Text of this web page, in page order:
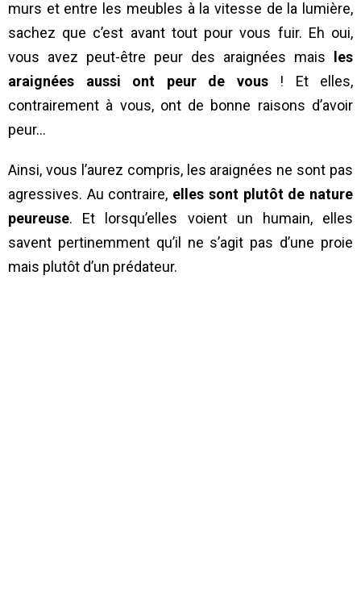
murs et entre les meubles à la vitesse de la lumière,
sachez que c’est avant tout pour vous fuir. Eh oui,
vous avez peut-être peur des araignées mais
les
araignées aussi ont peur de vous! Et elles,
contrairement à vous, ont de bonne raisons d’avoir
peur…
Ainsi, vous l’aurez compris, les araignées ne sont pas
agressives. Au contraire, elles sont plutôt de nature
peureuse. Et lorsqu’elles voient un humain, elles
savent pertinemment qu’il ne s’agit pas d’une proie
mais plutôt d’un prédateur.